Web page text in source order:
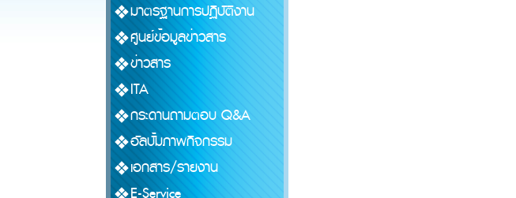
มาตรฐานการปฏิบัติงาน
ศูนย์ข้อมูลข่าวสาร
ข่าวสาร
ITA
กระดานถามตอบ Q&A
อัลบั้มภาพกิจกรรม
เอกสาร/รายงาน
E-Service